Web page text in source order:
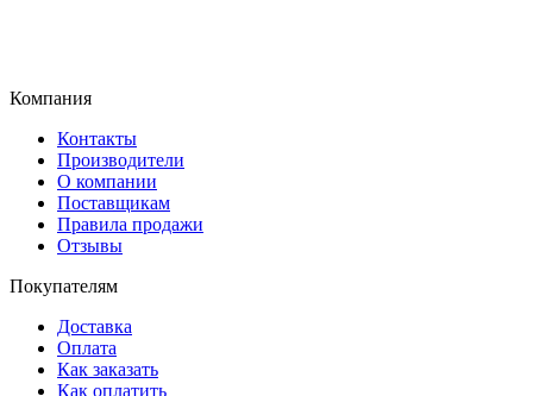
Компания
Контакты
Производители
О компании
Поставщикам
Правила продажи
Отзывы
Покупателям
Доставка
Оплата
Как заказать
Как оплатить